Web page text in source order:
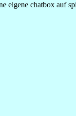
eigene chatbox auf